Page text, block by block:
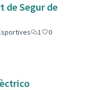
de Segur de
1
0
no elèctrico